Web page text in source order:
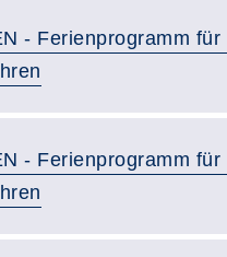
- Ferienprogramm für
- Ferienprogramm für